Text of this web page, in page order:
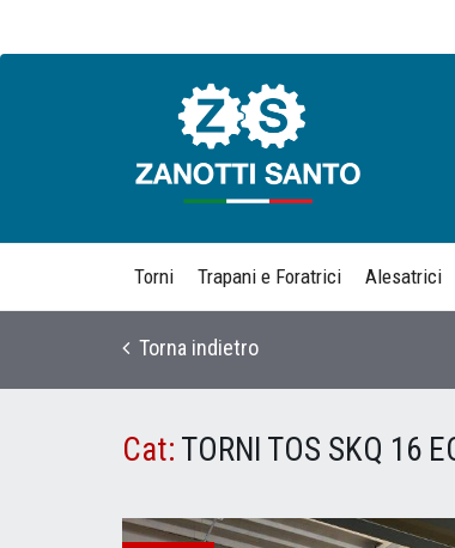
Torni Trapani e Foratrici Alesatrici
Torna indietro
Cat: TORNI TOS SKQ 16